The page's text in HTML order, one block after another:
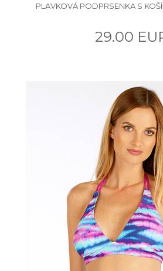
PLAVKOVÁ PODPRSENKA S
29.00